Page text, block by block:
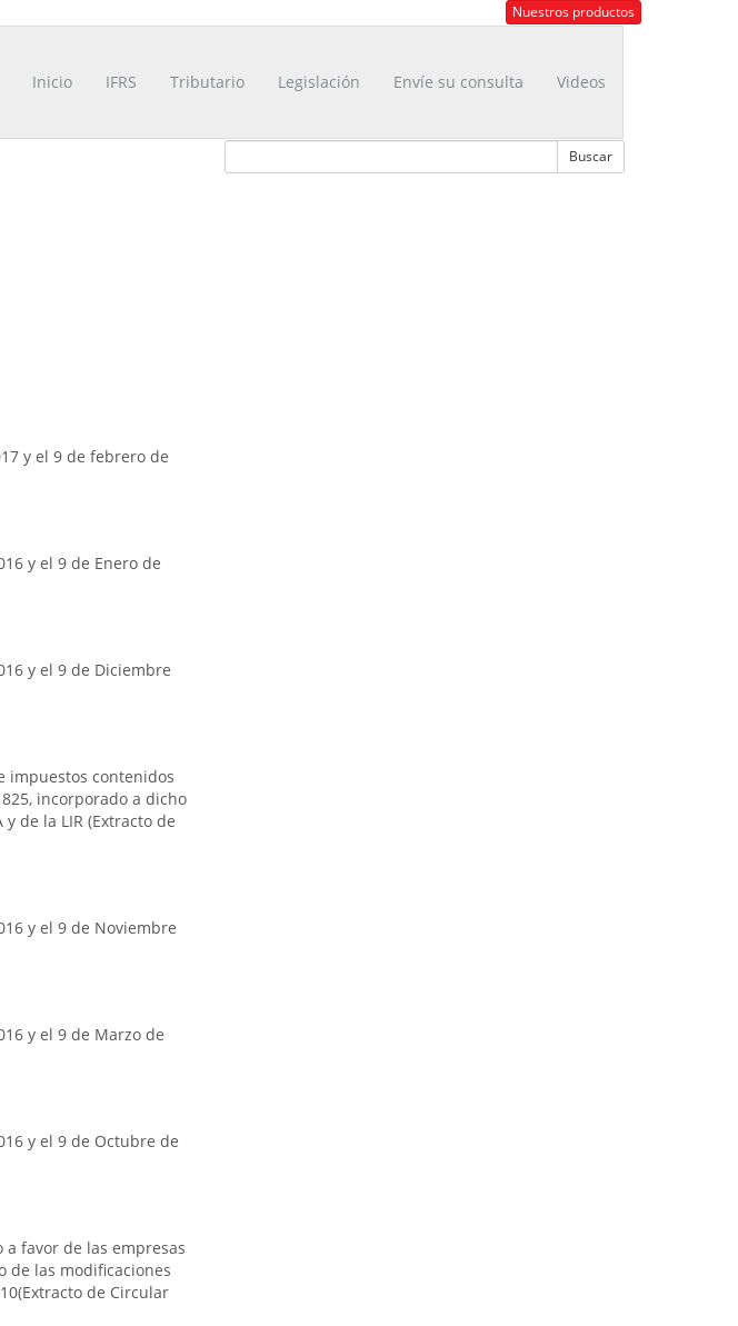
Nuestros productos
Inicio IFRS Tributario Legislación Envíe su consulta Videos
y el 9 de febrero de
y el 9 de Enero de
y el 9 de Diciembre
impuestos contenidos
incorporado a dicho
de la LIR (Extracto de
y el 9 de Noviembre
y el 9 de Marzo de
y el 9 de Octubre de
favor de las empresas
de las modificaciones
de Circular